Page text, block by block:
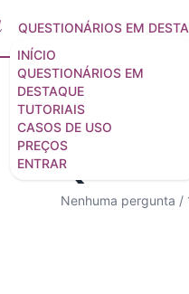
INÍCIO
QUESTIONÁRIOS EM
DESTAQUE
TUTORIAIS
CASOS DE USO
PREÇOS
ENTRAR
QUESTIONÁRIOS EM
Quiz em destaque
Quiz
Nenhuma pergunta /